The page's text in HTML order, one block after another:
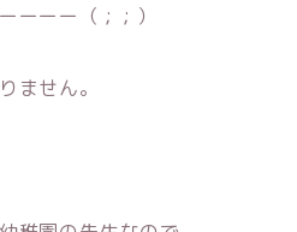
ーーー（ ; ; ）
ません。